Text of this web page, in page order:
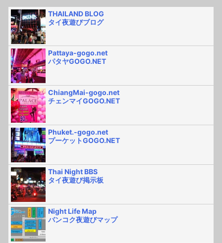
THAILAND BLOG
タイ夜遊びブログ
Pattaya-gogo.net
パタヤGOGO.NET
ChiangMai-gogo.net
チェンマイGOGO.NET
Phuket.-gogo.net
プーケットGOGO.NET
Thai Night BBS
タイ夜遊び掲示板
Night Life Map
バンコク夜遊びマップ